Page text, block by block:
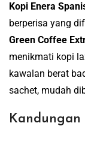
Kopi Enera
berperisa yang
Green Coffee
menikmati kopi
kawalan berat
sachet, mudah